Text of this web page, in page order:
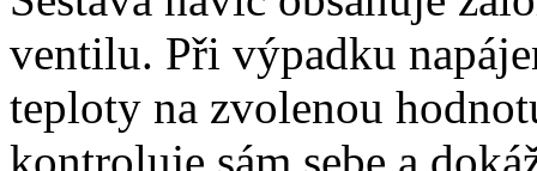
ventilu. Při výpadku
teploty na zvolenou
kontroluje sám sebe a